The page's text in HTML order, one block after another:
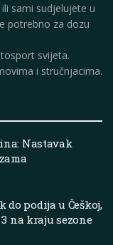
sami sudjelujete u
potrebno za dozu
svijeta.
i stručnjacima.
Nastavak
do podija u Češkoj,
na kraju sezone